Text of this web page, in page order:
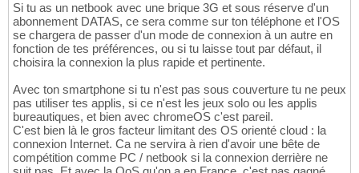
Si tu as un netbook avec une brique 3G et sous réserve d'un
abonnement DATAS, ce sera comme sur ton téléphone et l'OS
se chargera de passer d'un mode de connexion à un autre en
fonction de tes préférences, ou si tu laisse tout par défaut, il
choisira la connexion la plus rapide et pertinente.
Avec ton smartphone si tu n'est pas sous couverture tu ne peux
pas utiliser tes applis, si ce n'est les jeux solo ou les applis
bureautiques, et bien avec chromeOS c'est pareil.
C'est bien là le gros facteur limitant des OS orienté cloud : la
connexion Internet. Ca ne servira à rien d'avoir une bête de
compétition comme PC / netbook si la connexion derrière ne